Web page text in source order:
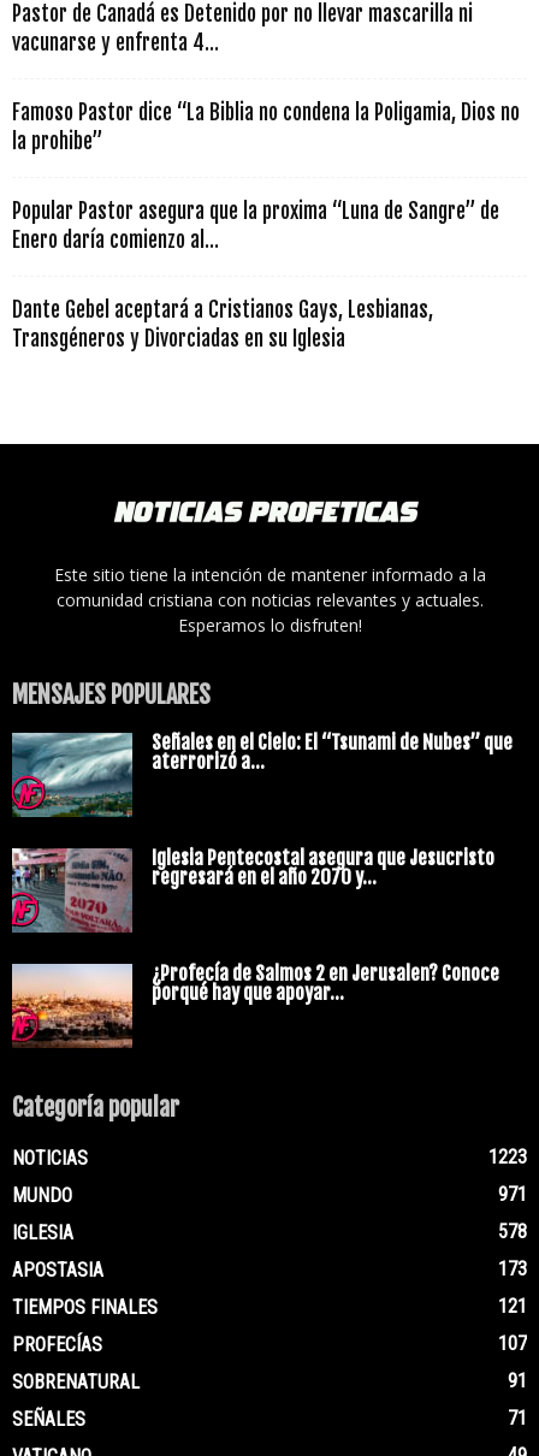
Pastor de Canadá es Detenido por no llevar mascarilla ni
vacunarse y enfrenta 4...
Famoso Pastor dice “La Biblia no condena la Poligamia, Dios no
la prohibe”
Popular Pastor asegura que la proxima “Luna de Sangre” de
Enero daría comienzo al...
Dante Gebel aceptará a Cristianos Gays, Lesbianas,
Transgéneros y Divorciadas en su Iglesia
Este sitio tiene la intención de mantener informado a la
comunidad cristiana con noticias relevantes y actuales.
Esperamos lo disfruten!
MENSAJES POPULARES
Señales en el Cielo: El “Tsunami de Nubes” que
aterrorizó a...
Iglesia Pentecostal asegura que Jesucristo
regresará en el año 2070 y...
¿Profecía de Salmos 2 en Jerusalen? Conoce
porqué hay que apoyar...
Categoría popular
NOTICIAS
1223
MUNDO
971
IGLESIA
578
APOSTASIA
173
TIEMPOS FINALES
121
PROFECÍAS
107
SOBRENATURAL
91
SEÑALES
71